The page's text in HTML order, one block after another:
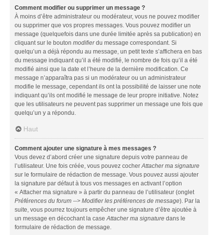
Comment modifier ou supprimer un message ?
À moins d’être administrateur ou modérateur, vous ne pouvez modifier
ou supprimer que vos propres messages. Vous pouvez modifier un
message (quelquefois dans une durée limitée après sa publication) en
cliquant sur le bouton modifierdu message correspondant. Si
quelqu’un a déjà répondu au message, un petit texte s’affichera en bas
du message indiquant qu’il a été modifié, le nombre de fois qu’il a été
modifié ainsi que la date et l’heure de la dernière modification. Ce
message n’apparaîtra pas si un modérateur ou un administrateur
modifie le message, cependant ils ont la possibilité de laisser une note
indiquant qu’ils ont modifié le message de leur propre initiative. Notez
que les utilisateurs ne peuvent pas supprimer un message une fois que
quelqu’un y a répondu.
Haut
Comment ajouter une signature à mes messages ?
Vous devez d’abord créer une signature depuis votre panneau de
l’utilisateur. Une fois créée, vous pouvez cocherAttacher ma signature
sur le formulaire de rédaction de message. Vous pouvez aussi ajouter
la signature par défaut à tous vos messages en activant l’option
« Attacher ma signature » à partir du panneau de l’utilisateur (onglet
Préférences du forum --> Modifier les préférences de message). Par la
suite, vous pourrez toujours empêcher une signature d’être ajoutée à
un message en décochant la caseAttacher ma signature dans le
formulaire de rédaction de message.